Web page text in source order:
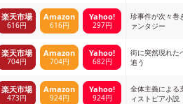
楽天市場
616円
Amazon
616円
Yahoo!
297円
珍事件が次々巻
ァンタジー
楽天市場
704円
Amazon
704円
Yahoo!
682円
街に突然現れた
追う
楽天市場
473円
Amazon
924円
Yahoo!
924円
全体主義による
ィストピア小説